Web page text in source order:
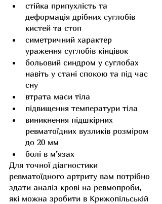
стійка припухлість та
деформація дрібних суглобів
кистей та стоп
симетричний характер
ураження суглобів кінцівок
больовий синдром у суглобах
навіть у стані спокою та під час
сну
втрата маси тіла
підвищення температури тіла
виникнення підшкірних
ревматоїдних вузликів розміром
до 20 мм
болі в м’язах
Для точної діагностики
ревматоїдного артриту вам потрібно
здати аналіз крові на ревмопроби,
які можна зробити в Крижопільській